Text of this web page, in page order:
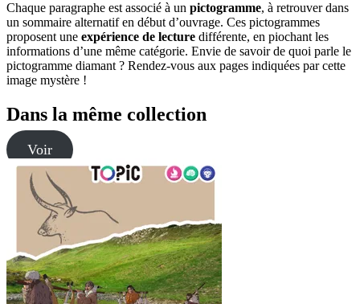
Chaque paragraphe est associé à un pictogramme, à retrouver dans
un sommaire alternatif en début d’ouvrage. Ces pictogrammes
proposent une expérience de lecture différente, en piochant les
informations d’une même catégorie. Envie de savoir de quoi parle le
pictogramme diamant ? Rendez-vous aux pages indiquées par cette
image mystère !
Dans la même collection
Voir